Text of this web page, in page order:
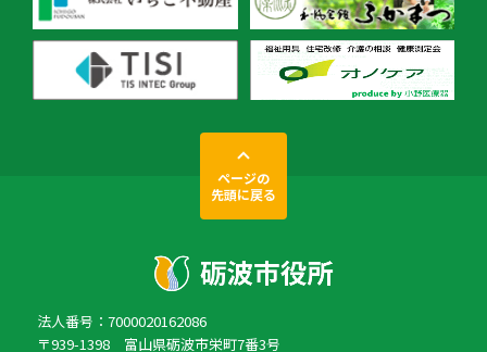
ページの
先頭に戻る
法人番号：7000020162086
〒939-1398 富山県砺波市栄町7番3号